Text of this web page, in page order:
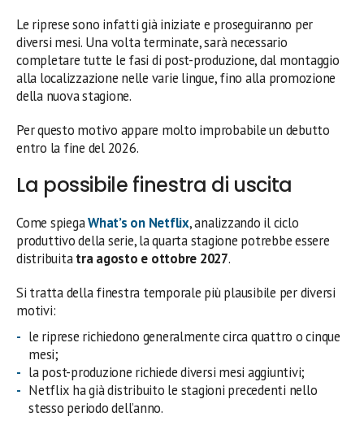
Le riprese sono infatti già iniziate e proseguiranno per
diversi mesi. Una volta terminate, sarà necessario
completare tutte le fasi di post-produzione, dal montaggio
alla localizzazione nelle varie lingue, fino alla promozione
della nuova stagione.
Per questo motivo appare molto improbabile un debutto
entro la fine del 2026.
La possibile finestra di uscita
Come spiegaWhat’s on Netflix, analizzando il ciclo
produttivo della serie, la quarta stagione potrebbe essere
distribuitatra agosto e ottobre 2027.
Si tratta della finestra temporale più plausibile per diversi
motivi:
le riprese richiedono generalmente circa quattro o cinque
mesi;
la post-produzione richiede diversi mesi aggiuntivi;
Netflix ha già distribuito le stagioni precedenti nello
stesso periodo dell’anno.